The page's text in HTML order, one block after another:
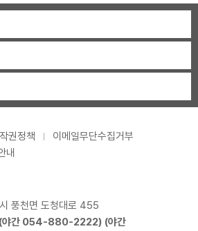
권정책
이메일무단수집거부
내
풍천면 도청대로 455
(야간 054-880-2222) (야간